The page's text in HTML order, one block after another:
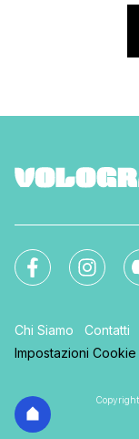
Chi Siamo Contatti
Impostazioni Cookie